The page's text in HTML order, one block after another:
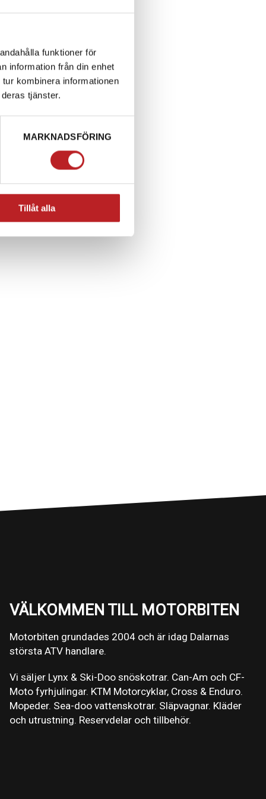
funktioner för
information från din enhet
kombinera informationen
tjänster.
MARKNADSFÖRING
Tillåt alla
VÄLKOMMEN TILL MOTORBITEN
Motorbiten grundades 2004 och är idag Dalarnas
största ATV handlare.
Vi säljer Lynx & Ski-Doo snöskotrar. Can-Am och CF-
Moto fyrhjulingar. KTM Motorcyklar, Cross & Enduro.
Mopeder. Sea-doo vattenskotrar. Släpvagnar. Kläder
och utrustning. Reservdelar och tillbehör.